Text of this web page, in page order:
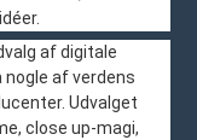
af digitale
af verdens
Udvalget
close up-magi,